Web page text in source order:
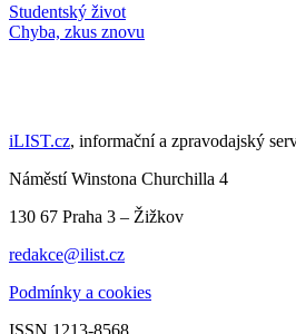
Studentský život
Načti další články
iLIST.cz, informační a zpravodajský
Náměstí Winstona Churchilla 4
130 67 Praha 3 – Žižkov
redakce@ilist.cz
Podmínky a cookies
ISSN 1213-8568